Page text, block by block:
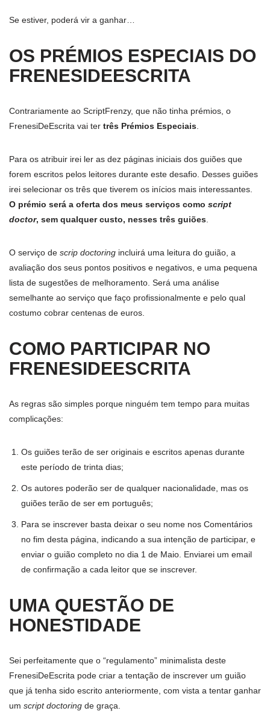
Se estiver, poderá vir a ganhar…
OS PRÉMIOS ESPECIAIS DO
FRENESIDEESCRITA
Contrariamente ao ScriptFrenzy, que não tinha prémios, o
FrenesiDeEscrita vai ter três Prémios Especiais
Para os atribuir irei ler as dez páginas iniciais dos guiões que
forem escritos pelos leitores durante este desafio. Desses guiões
irei selecionar os três que tiverem os inícios mais interessantes.
O prémio será a oferta dos meus serviços como script
doctor, sem qualquer custo, nesses três guiões
O serviço de scrip doctoring incluirá uma leitura do guião, a
avaliação dos seus pontos positivos e negativos, e uma pequena
lista de sugestões de melhoramento. Será uma análise
semelhante ao serviço que faço profissionalmente e pelo qual
costumo cobrar centenas de euros.
COMO PARTICIPAR NO
FRENESIDEESCRITA
As regras são simples porque ninguém tem tempo para muitas
complicações:
Os guiões terão de ser originais e escritos apenas durante
este período de trinta dias;
Os autores poderão ser de qualquer nacionalidade, mas os
guiões terão de ser em português;
Para se inscrever basta deixar o seu nome nos Comentários
no fim desta página, indicando a sua intenção de participar, e
enviar o guião completo no dia 1 de Maio. Enviarei um email
de confirmação a cada leitor que se inscrever.
UMA QUESTÃO DE
HONESTIDADE
Sei perfeitamente que o “regulamento” minimalista deste
FrenesiDeEscrita pode criar a tentação de inscrever um guião
que já tenha sido escrito anteriormente, com vista a tentar ganhar
um script doctoring de graça.